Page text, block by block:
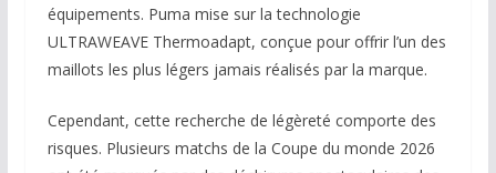
équipements. Puma mise sur la technologie
ULTRAWEAVE Thermoadapt, conçue pour offrir l’un des
maillots les plus légers jamais réalisés par la marque.
Cependant, cette recherche de légèreté comporte des
risques. Plusieurs matchs de la Coupe du monde 2026